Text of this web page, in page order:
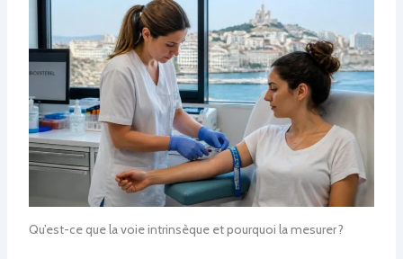
Qu’est-ce que la voie intrinsèque et pourquoi la mesurer ?